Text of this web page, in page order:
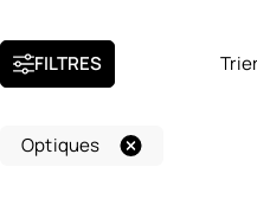
FILTRES
Optiques